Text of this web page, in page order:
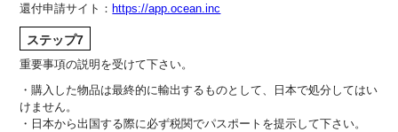
還付申請サイト： https://app.ocean.inc
ステップ7
重要事項の説明を受けて下さい。
購入した物品は最終的に輸出するものとして、日本で処分してはい
けません。
日本から出国する際に必ず税関でパスポートを提示して下さい。